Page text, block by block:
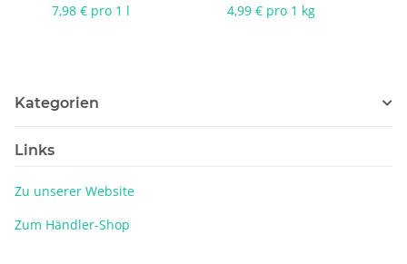
7,98 € pro 1 l
4,99 € pro 1 kg
Kategorien
Links
Zu unserer Website
Zum Händler-Shop